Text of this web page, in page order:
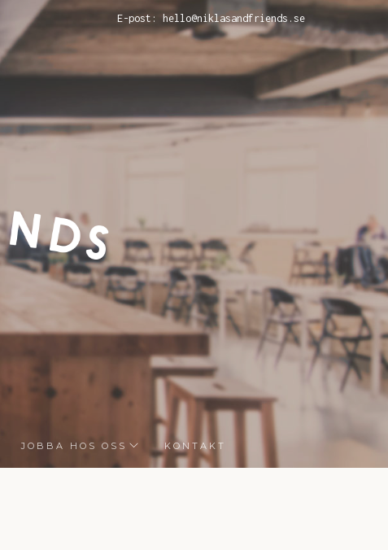
E-post: hello@niklasandfriends.se
JOBBA HOS OSS KONTAKT